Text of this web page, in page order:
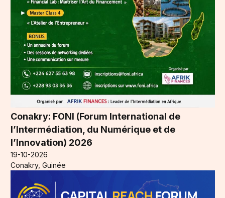
Conakry: FONI (Forum International de
l’Intermédiation, du Numérique et de
l’Innovation) 2026
19-10-2026
Conakry, Guinée